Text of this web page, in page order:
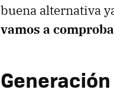
buena alternativa
vamos a